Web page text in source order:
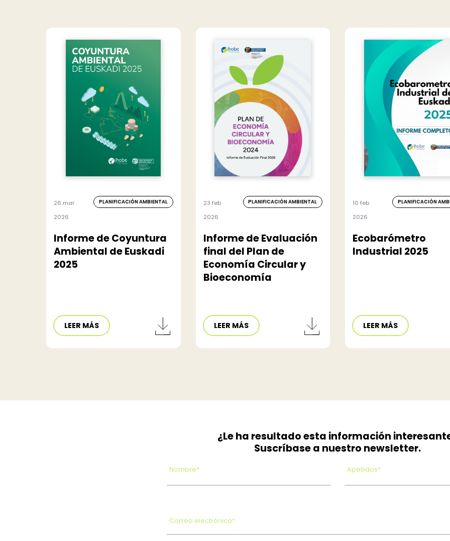
26 mar
2026
PLANIFICACIÓN AMBIENTAL
Informe de Coyuntura
Ambiental de Euskadi
2025
LEER MÁS
23 feb
2026
PLANIFICACIÓN AMBIENTAL
Informe de Evaluación
final del Plan de
Economía Circular y
Bioeconomía
LEER MÁS
10 feb
2026
PLANIFICACIÓN
Ecobarómetro
Industrial 2025
LEER MÁS
¿Le ha resultado esta información
Suscríbase a nuestro newsletter.
Nombre* Apellidos*
Correo electrónico*